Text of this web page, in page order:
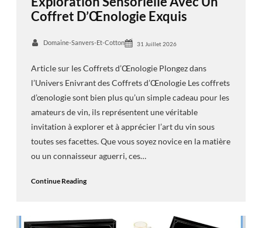
Coffret D’Œnologie Exquis
Domaine-Sanvers-Et-Cotton 31 Juillet 2026
Article sur les Coffrets d’Œnologie Plongez dans
l’Univers Enivrant des Coffrets d’Œnologie Les coffrets
d’œnologie sont bien plus qu’un simple cadeau pour les
amateurs de vin, ils représentent une véritable
invitation à explorer et à apprécier l’art du vin sous
toutes ses facettes. Que vous soyez novice en la matière
ou un connaisseur aguerri, ces…
Continue Reading